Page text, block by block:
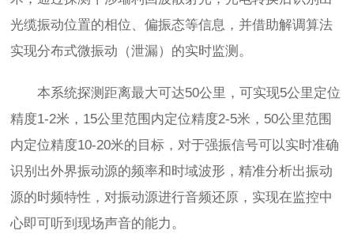
光缆振动位置的相位、偏振态等信息，并借助解调算法
实现分布式微振动（泄漏）的实时监测。
本系统探测距离最大可达50公里，可实现5公里定位
精度1-2米，15公里范围内定位精度2-5米，50公里范围
内定位精度10-20米的目标，对于强振信号可以实时准确
识别出外界振动源的频率和时域波形，精准分析出振动
源的时频特性，对振动源进行音频还原，实现在监控中
心即可听到现场声音的能力。